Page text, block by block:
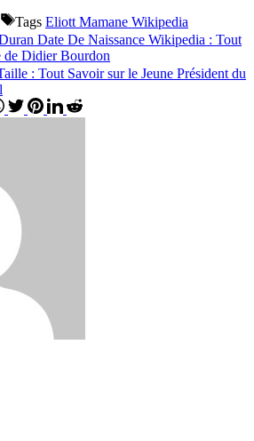
Tags Eliott Mamane Wikipedia
Date De Naissance Wikipedia : Tout
de Didier Bourdon
: Tout Savoir sur le Jeune Président du